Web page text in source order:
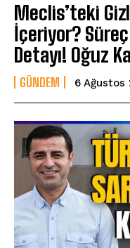
Meclis’teki
İçeriyor?
Detayı! Oğuz
GÜNDEM 6 Ağustos